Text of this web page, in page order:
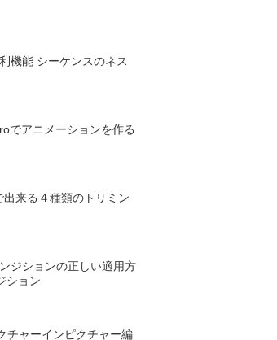
機能 シーケンスのネス
でアニメーションを作る
来る４種類のトリミン
ジションの正しい適用方
ション
チャーインピクチャー編